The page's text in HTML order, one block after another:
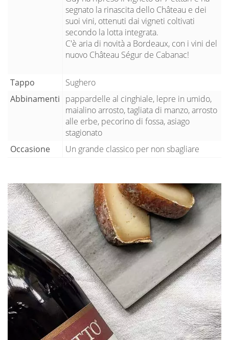
segnato la rinascita dello Château e dei
suoi vini, ottenuti dai vigneti coltivati
secondo la lotta integrata.
C'è aria di novità a Bordeaux, con i vini del
nuovo Château Ségur de Cabanac!
Tappo
Sughero
Abbinamenti pappardelle al cinghiale, lepre in umido,
maialino arrosto, tagliata di manzo, arrosto
alle erbe, pecorino di fossa, asiago
stagionato
Occasione
Un grande classico per non sbagliare